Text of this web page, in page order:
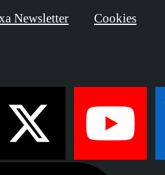
Newsletter Cookies